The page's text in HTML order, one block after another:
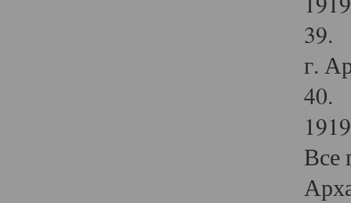
39.
г.
40.
Все